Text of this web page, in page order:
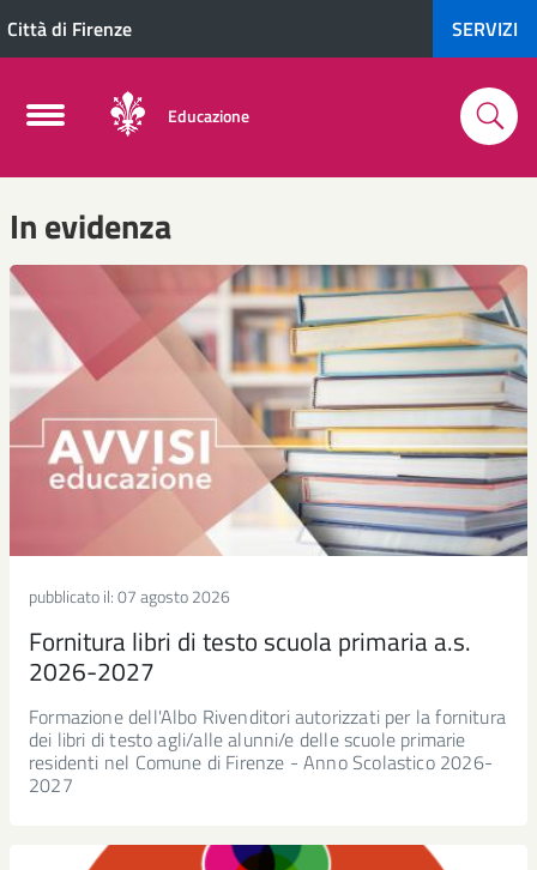
Città di Firenze SERVIZI
Educazione
In evidenza
pubblicato il:07 agosto 2026
Fornitura libri di testo scuola primaria a.s.
2026-2027
Formazione dell'Albo Rivenditori autorizzati per la fornitura
dei libri di testo agli/alle alunni/e delle scuole primarie
residenti nel Comune di Firenze - Anno Scolastico 2026-
2027